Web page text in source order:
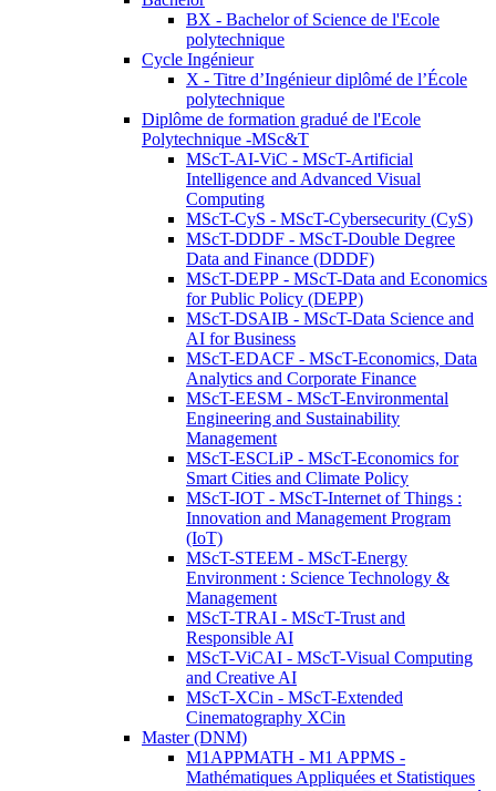
BX - Bachelor of Science de l'Ecole
polytechnique
Cycle Ingénieur
X - Titre d’Ingénieur diplômé de l’École
polytechnique
Diplôme de formation gradué de l'Ecole
Polytechnique -MSc&T
MScT-AI-ViC - MScT-Artificial
Intelligence and Advanced Visual
Computing
MScT-CyS - MScT-Cybersecurity (CyS)
MScT-DDDF - MScT-Double Degree
Data and Finance (DDDF)
MScT-DEPP - MScT-Data and Economics
for Public Policy (DEPP)
MScT-DSAIB - MScT-Data Science and
AI for Business
MScT-EDACF - MScT-Economics, Data
Analytics and Corporate Finance
MScT-EESM - MScT-Environmental
Engineering and Sustainability
Management
MScT-ESCLiP - MScT-Economics for
Smart Cities and Climate Policy
MScT-IOT - MScT-Internet of Things :
Innovation and Management Program
(IoT)
MScT-STEEM - MScT-Energy
Environment : Science Technology &
Management
MScT-TRAI - MScT-Trust and
Responsible AI
MScT-ViCAI - MScT-Visual Computing
and Creative AI
MScT-XCin - MScT-Extended
Cinematography XCin
Master (DNM)
M1APPMATH - M1 APPMS -
Mathématiques Appliquées et Statistiques